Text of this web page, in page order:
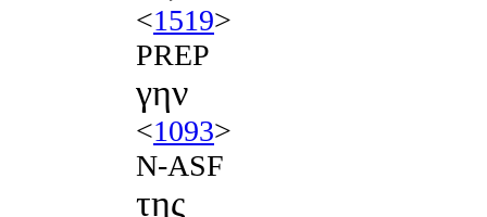
<1519>
PREP
γην
<1093>
N-ASF
της